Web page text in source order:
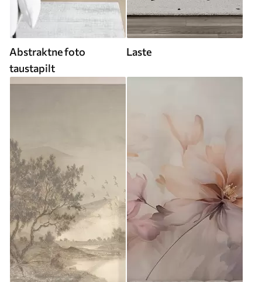
Abstraktne foto
taustapilt
Laste